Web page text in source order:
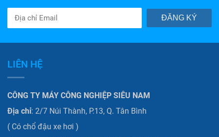
ĐĂNG KÝ
LIÊN HỆ
CÔNG TY MÁY CÔNG NGHIỆP SIÊU NAM
Địa chỉ: 2/7 Núi Thành, P.13, Q. Tân Bình
( Có chổ đậu xe hơi )